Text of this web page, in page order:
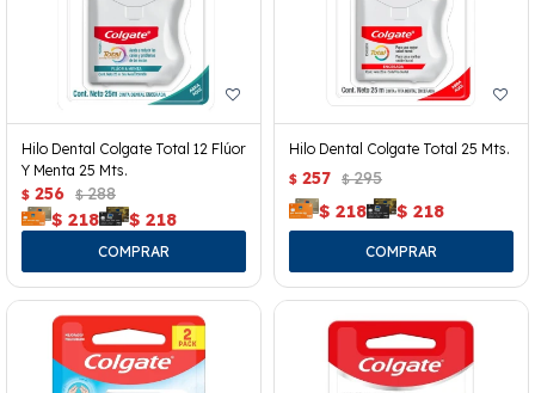
Hilo Dental Colgate Total 12 Flúor
Y Menta 25 Mts.
$ 256 $ 288
$ 218 $ 218
Hilo Dental Colgate Total 25 Mts.
$ 257 $ 295
$ 218 $ 218